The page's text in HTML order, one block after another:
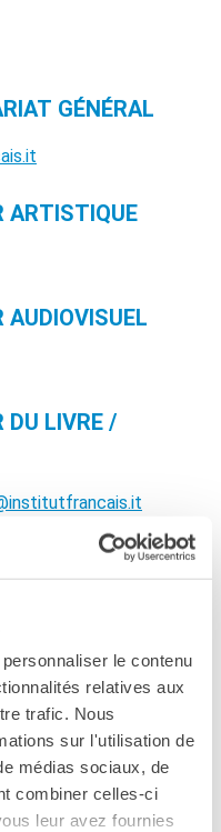
le contenu
relatives aux
trafic. Nous
sur l'utilisation de
médias sociaux, de
combiner celles-ci
leur avez fournies
et
?
sul
GÉNÉRAL
ARTISTIQUE
AUDIOVISUEL
DU LIVRE /
UNIVERSITAIRE
ÉDUCATIF
DÉDIÉS AUX